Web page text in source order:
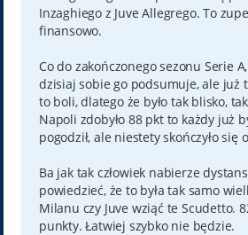
Inzaghiego z Juve Allegrego. To
finansowo.
Co do zakończonego sezonu Serie
dzisiaj sobie go podsumuje, ale już
to boli, dlatego że było tak blisko,
Napoli zdobyło 88 pkt to każdy już
pogodził, ale niestety skończyło się
Ba jak tak człowiek nabierze
powiedzieć, że to była tak samo
Milanu czy Juve wziąć te Scudetto.
punkty. Łatwiej szybko nie będzie.